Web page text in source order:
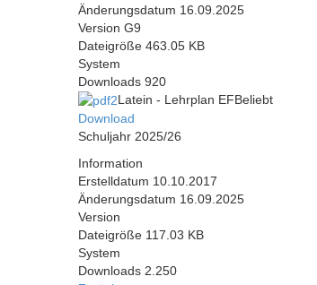
Änderungsdatum 16.09.2025
Version G9
Dateigröße 463.05 KB
System
Downloads 920
Latein - Lehrplan EFBeliebt
Download
Schuljahr 2025/26
Information
Erstelldatum 10.10.2017
Änderungsdatum 16.09.2025
Version
Dateigröße 117.03 KB
System
Downloads 2.250